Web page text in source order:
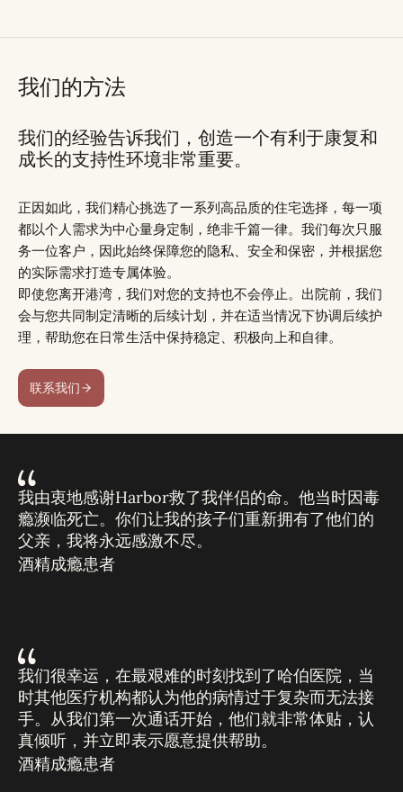
我们的方法
我们的经验告诉我们，创造一个有利于康复和
成长的支持性环境非常重要。
正因如此，我们精心挑选了一系列高品质的住宅选择，每一项
都以个人需求为中心量身定制，绝非千篇一律。我们每次只服
务一位客户，因此始终保障您的隐私、安全和保密，并根据您
的实际需求打造专属体验。
即使您离开港湾，我们对您的支持也不会停止。出院前，我们
会与您共同制定清晰的后续计划，并在适当情况下协调后续护
理，帮助您在日常生活中保持稳定、积极向上和自律。
联系我们
我由衷地感谢Harbor救了我伴侣的命。他当时因毒
瘾濒临死亡。你们让我的孩子们重新拥有了他们的
父亲，我将永远感激不尽。
酒精成瘾患者
我们很幸运，在最艰难的时刻找到了哈伯医院，当
时其他医疗机构都认为他的病情过于复杂而无法接
手。从我们第一次通话开始，他们就非常体贴，认
真倾听，并立即表示愿意提供帮助。
酒精成瘾患者